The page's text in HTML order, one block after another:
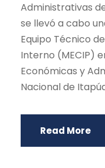
Administrativas
se llevó a cabo
Equipo Técnico
Interno (MECIP)
Económicas y
Nacional de
Read More